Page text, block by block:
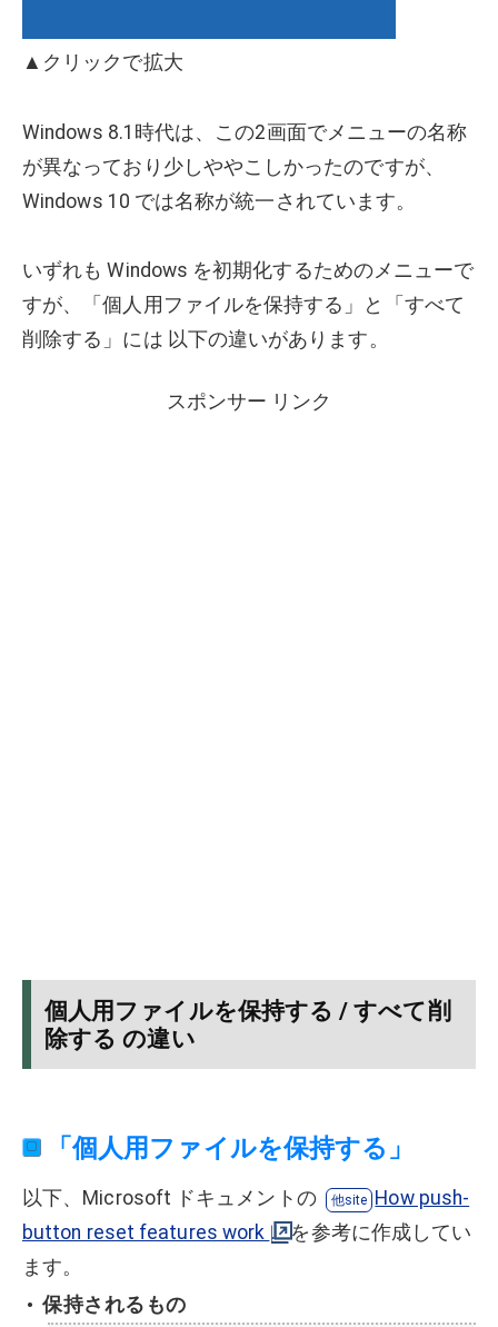
▲クリックで拡大
Windows 8.1時代は、この2画面でメニューの名称
が異なっており少しややこしかったのですが、
Windows 10 では名称が統一されています。
いずれも Windows を初期化するためのメニューで
すが、「個人用ファイルを保持する」と「すべて
削除する」には 以下の違いがあります。
スポンサー リンク
個人用ファイルを保持する / すべて削
除する の違い
「個人用ファイルを保持する」
以下、Microsoft ドキュメントの
How push-
button reset features work
を参考に作成してい
ます。
保持されるもの